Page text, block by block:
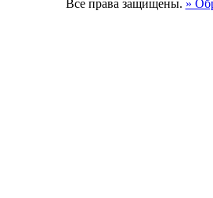
Все права защищены. »